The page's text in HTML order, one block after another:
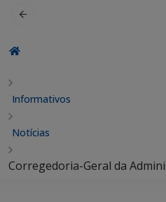
Informativos
Notícias
Corregedoria-Geral da